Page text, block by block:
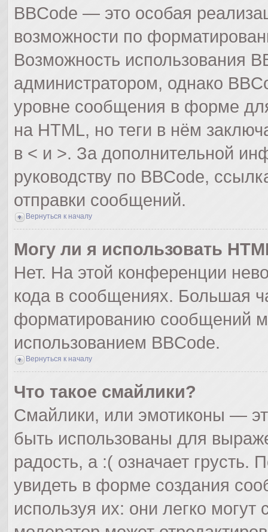
BBCode — это особая
возможности по
Возможность использования
администратором, однако
уровне сообщения в форме
на HTML, но теги в нём
в < и >. За дополнительной
руководству по BBCode,
отправки сообщений.
Вернуться к началу
Могу ли я использовать
Нет. На этой конференции
кода в сообщениях. Большая
форматированию сообщений
использованием BBCode.
Вернуться к началу
Что такое смайлики?
Смайлики, или эмотиконы —
быть использованы для
радость, а :( означает
увидеть в форме создания
используя их: они легко